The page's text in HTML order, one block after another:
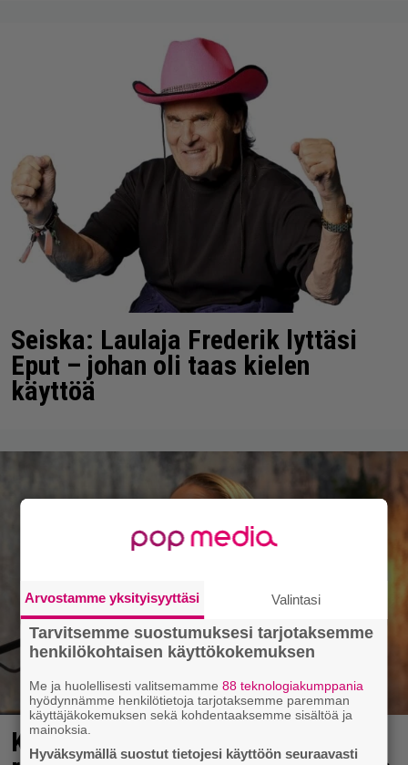
Seiska: Laulaja Frederik lyttäsi
Eput – johan oli taas kielen
käyttöä
Karita Tykän ja Sami Saikkosen
Arvostamme yksityisyyttäsi Valintasi
Tarvitsemme suostumuksesi tarjotaksemme
henkilökohtaisen käyttökokemuksen
Me ja huolellisesti valitsemamme88 teknologiakumppania
hyödynnämme henkilötietoja tarjotaksemme paremman
käyttäjäkokemuksen sekä kohdentaaksemme sisältöä ja
mainoksia.
Hyväksymällä suostut tietojesi käyttöön seuraavasti